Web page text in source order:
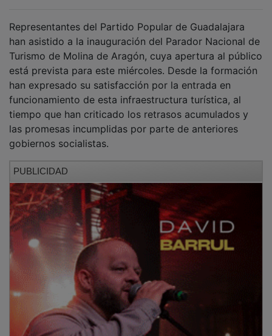
han asistido a la inauguración del Parador Nacional de
Turismo de Molina de Aragón, cuya apertura al público
está prevista para este miércoles. Desde la formación
han expresado su satisfacción por la entrada en
funcionamiento de esta infraestructura turística, al
tiempo que han criticado los retrasos acumulados y
las promesas incumplidas por parte de anteriores
gobiernos socialistas.